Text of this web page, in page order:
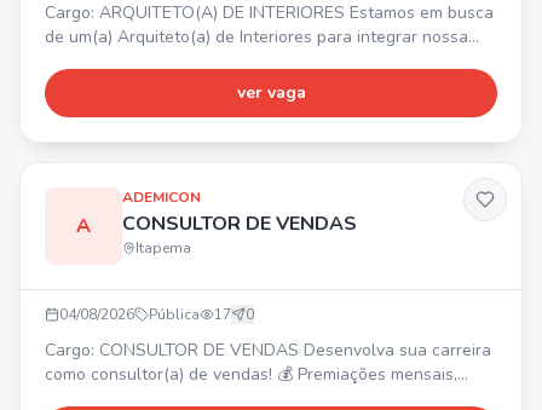
Cargo: ARQUITETO(A) DE INTERIORES Estamos em busca
de um(a) Arquiteto(a) de Interiores para integrar nossa
desenvolvimento de projetos de interiores, elaboração de
layouts, modelagem 3D, levantamento de medidas,
ver vaga
A
ADEMICON
CONSULTOR DE VENDAS
Itapema
04/08/2026 Pública 17 0
Cargo: CONSULTOR DE VENDAS Desenvolva sua carreira
como consultor(a) de vendas! 💰 Premiações mensais,